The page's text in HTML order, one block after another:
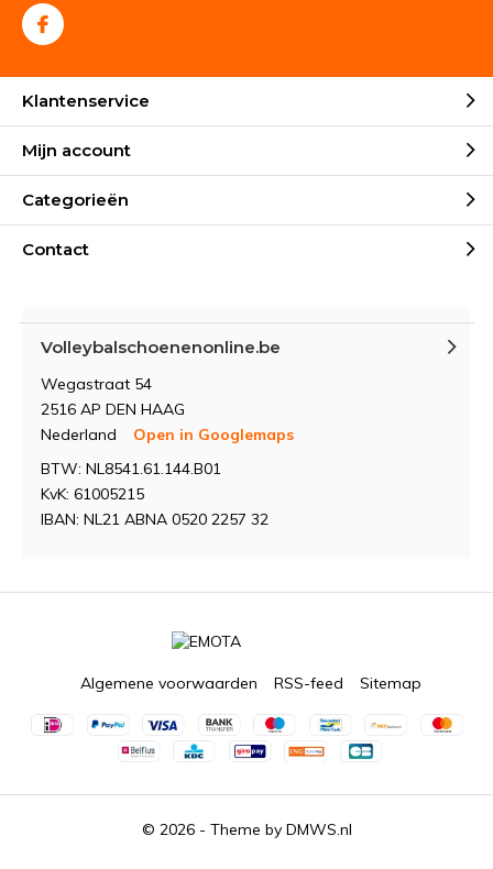
Klantenservice
Mijn account
Categorieën
Contact
Volleybalschoenenonline.be
Wegastraat 54
2516 AP DEN HAAG
Nederland
Open in Googlemaps
BTW: NL8541.61.144.B01
KvK: 61005215
IBAN: NL21 ABNA 0520 2257 32
© 2026 - Theme by DMWS.nl
Algemene voorwaarden RSS-feed Sitemap